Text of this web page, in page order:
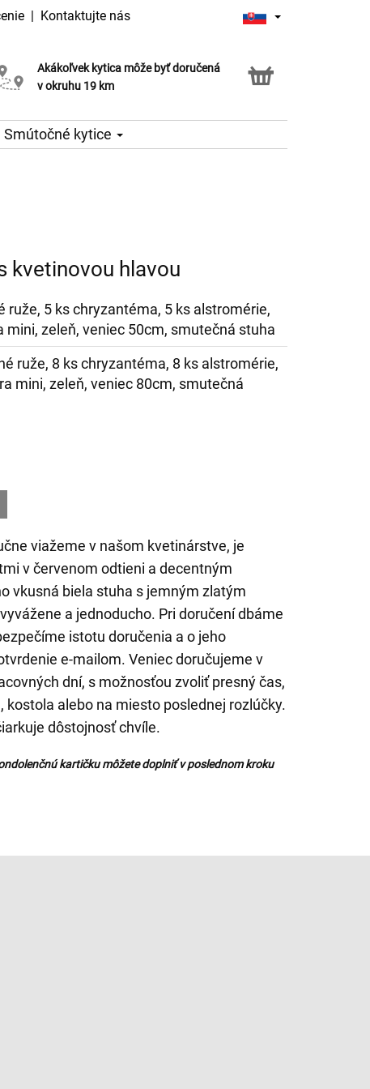
| Kontaktujte nás
Akákoľvek kytica môže byť doručená
v okruhu 19 km
Služba Click & Collect
Smútočné kytice
kvetinovou hlavou
ruže, 5 ks chryzantéma, 5 ks alstromérie,
mini, zeleň, veniec 50cm, smutečná stuha
ruže, 8 ks chryzantéma, 8 ks alstromérie,
mini, zeleň, veniec 80cm, smutečná
viažeme v našom kvetinárstve, je
v červenom odtieni a decentným
vkusná biela stuha s jemným zlatým
a jednoducho. Pri doručení dbáme
istotu doručenia a o jeho
e-mailom. Veniec doručujeme v
dní, s možnosťou zvoliť presný čas,
kostola alebo na miesto poslednej rozlúčky.
dôstojnosť chvíle.
kartičku môžete doplniť v poslednom kroku